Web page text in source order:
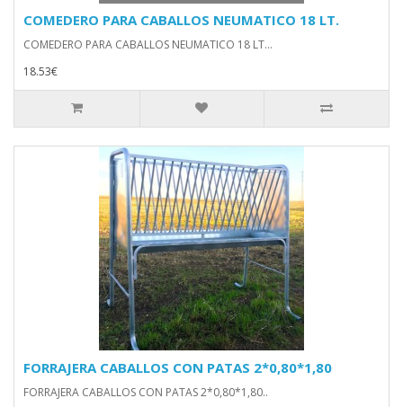
COMEDERO PARA CABALLOS NEUMATICO 18 LT.
COMEDERO PARA CABALLOS NEUMATICO 18 LT...
18.53€
FORRAJERA CABALLOS CON PATAS 2*0,80*1,80
FORRAJERA CABALLOS CON PATAS 2*0,80*1,80..